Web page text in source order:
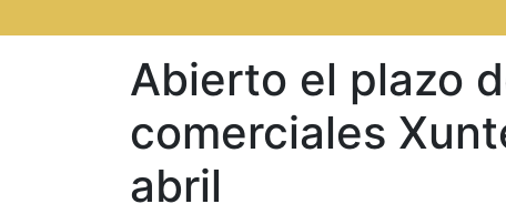
Abierto el plazo
comerciales
abril